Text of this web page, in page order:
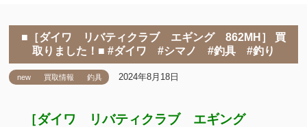
■［ダイワ リバティクラブ エギング 862MH］ 買
取りました！■ #ダイワ #シマノ #釣具 #釣り
new 買取情報 釣具 2024年8月18日
［ダイワ リバティクラブ エギング